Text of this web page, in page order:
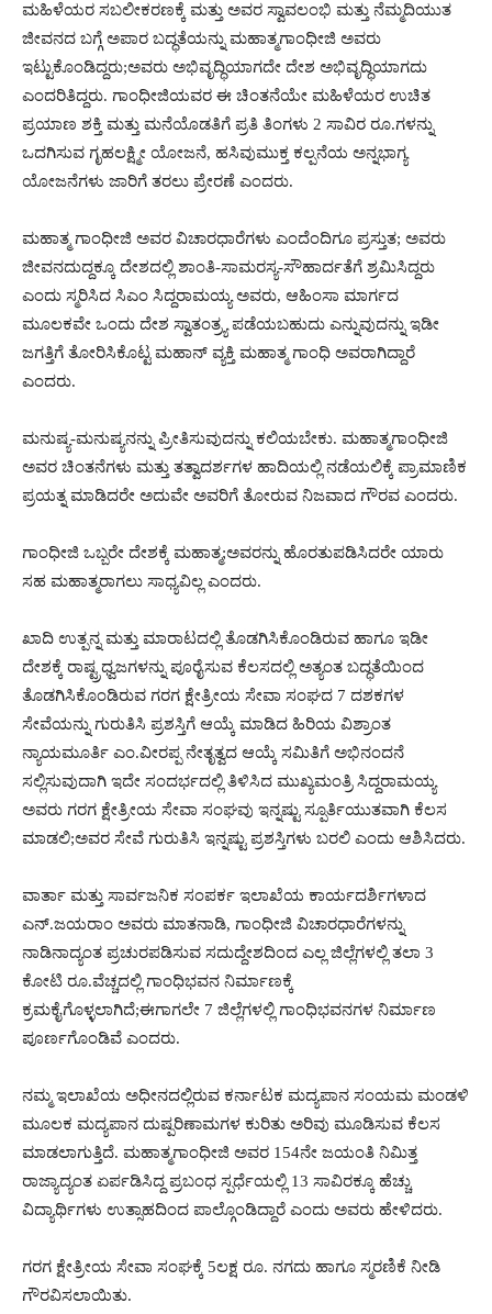
ಮಹಿಳೆಯರ ಸಬಲೀಕರಣಕ್ಕೆ ಮತ್ತು ಅವರ ಸ್ವಾವಲಂಭಿ ಮತ್ತು ನೆಮ್ಮದಿಯುತ
ಜೀವನದ ಬಗ್ಗೆ ಅಪಾರ ಬದ್ಧತೆಯನ್ನು ಮಹಾತ್ಮಗಾಂಧೀಜಿ ಅವರು
ಇಟ್ಟುಕೊಂಡಿದ್ದರು;ಅವರು ಅಭಿವೃದ್ಧಿಯಾಗದೇ ದೇಶ ಅಭಿವೃದ್ಧಿಯಾಗದು
ಎಂದರಿತಿದ್ದರು. ಗಾಂಧೀಜಿಯವರ ಈ ಚಿಂತನೆಯೇ ಮಹಿಳೆಯರ ಉಚಿತ
ಪ್ರಯಾಣ ಶಕ್ತಿ ಮತ್ತು ಮನೆಯೊಡತಿಗೆ ಪ್ರತಿ ತಿಂಗಳು 2 ಸಾವಿರ ರೂ.ಗಳನ್ನು
ಒದಗಿಸುವ ಗೃಹಲಕ್ಷ್ಮೀ ಯೋಜನೆ, ಹಸಿವುಮುಕ್ತ ಕಲ್ಪನೆಯ ಅನ್ನಭಾಗ್ಯ
ಯೋಜನೆಗಳು ಜಾರಿಗೆ ತರಲು ಪ್ರೇರಣೆ ಎಂದರು.
ಮಹಾತ್ಮ ಗಾಂಧೀಜಿ ಅವರ ವಿಚಾರಧಾರೆಗಳು ಎಂದೆಂದಿಗೂ ಪ್ರಸ್ತುತ; ಅವರು
ಜೀವನದುದ್ದಕ್ಕೂ ದೇಶದಲ್ಲಿ ಶಾಂತಿ-ಸಾಮರಸ್ಯ-ಸೌಹಾರ್ದತೆಗೆ ಶ್ರಮಿಸಿದ್ದರು
ಎಂದು ಸ್ಮರಿಸಿದ ಸಿಎಂ ಸಿದ್ದರಾಮಯ್ಯ ಅವರು, ಆಹಿಂಸಾ ಮಾರ್ಗದ
ಮೂಲಕವೇ ಒಂದು ದೇಶ ಸ್ವಾತಂತ್ರ್ಯ ಪಡೆಯಬಹುದು ಎನ್ನುವುದನ್ನು ಇಡೀ
ಜಗತ್ತಿಗೆ ತೋರಿಸಿಕೊಟ್ಟ ಮಹಾನ್ ವ್ಯಕ್ತಿ ಮಹಾತ್ಮ ಗಾಂಧಿ ಅವರಾಗಿದ್ದಾರೆ
ಎಂದರು.
ಮನುಷ್ಯ-ಮನುಷ್ಯನನ್ನು ಪ್ರೀತಿಸುವುದನ್ನು ಕಲಿಯಬೇಕು. ಮಹಾತ್ಮಗಾಂಧೀಜಿ
ಅವರ ಚಿಂತನೆಗಳು ಮತ್ತು ತತ್ವಾದರ್ಶಗಳ ಹಾದಿಯಲ್ಲಿ ನಡೆಯಲಿಕ್ಕೆ ಪ್ರಾಮಾಣಿಕ
ಪ್ರಯತ್ನ ಮಾಡಿದರೇ ಅದುವೇ ಅವರಿಗೆ ತೋರುವ ನಿಜವಾದ ಗೌರವ ಎಂದರು.
ಗಾಂಧೀಜಿ ಒಬ್ಬರೇ ದೇಶಕ್ಕೆ ಮಹಾತ್ಮ;ಅವರನ್ನು ಹೊರತುಪಡಿಸಿದರೇ ಯಾರು
ಸಹ ಮಹಾತ್ಮರಾಗಲು ಸಾಧ್ಯವಿಲ್ಲ ಎಂದರು.
ಖಾದಿ ಉತ್ಪನ್ನ ಮತ್ತು ಮಾರಾಟದಲ್ಲಿ ತೊಡಗಿಸಿಕೊಂಡಿರುವ ಹಾಗೂ ಇಡೀ
ದೇಶಕ್ಕೆ ರಾಷ್ಟ್ರಧ್ವಜಗಳನ್ನು ಪೂರೈಸುವ ಕೆಲಸದಲ್ಲಿ ಅತ್ಯಂತ ಬದ್ಧತೆಯಿಂದ
ತೊಡಗಿಸಿಕೊಂಡಿರುವ ಗರಗ ಕ್ಷೇತ್ರೀಯ ಸೇವಾ ಸಂಘದ 7 ದಶಕಗಳ
ಸೇವೆಯನ್ನು ಗುರುತಿಸಿ ಪ್ರಶಸ್ತಿಗೆ ಆಯ್ಕೆ ಮಾಡಿದ ಹಿರಿಯ ವಿಶ್ರಾಂತ
ನ್ಯಾಯಮೂರ್ತಿ ಎಂ.ವೀರಪ್ಪ ನೇತೃತ್ವದ ಆಯ್ಕೆ ಸಮಿತಿಗೆ ಅಭಿನಂದನೆ
ಸಲ್ಲಿಸುವುದಾಗಿ ಇದೇ ಸಂದರ್ಭದಲ್ಲಿ ತಿಳಿಸಿದ ಮುಖ್ಯಮಂತ್ರಿ ಸಿದ್ದರಾಮಯ್ಯ
ಅವರು ಗರಗ ಕ್ಷೇತ್ರೀಯ ಸೇವಾ ಸಂಘವು ಇನ್ನಷ್ಟು ಸ್ಪೂರ್ತಿಯುತವಾಗಿ ಕೆಲಸ
ಮಾಡಲಿ;ಅವರ ಸೇವೆ ಗುರುತಿಸಿ ಇನ್ನಷ್ಟು ಪ್ರಶಸ್ತಿಗಳು ಬರಲಿ ಎಂದು ಆಶಿಸಿದರು.
ವಾರ್ತಾ ಮತ್ತು ಸಾರ್ವಜನಿಕ ಸಂಪರ್ಕ ಇಲಾಖೆಯ ಕಾರ್ಯದರ್ಶಿಗಳಾದ
ಎನ್.ಜಯರಾಂ ಅವರು ಮಾತನಾಡಿ, ಗಾಂಧೀಜಿ ವಿಚಾರಧಾರೆಗಳನ್ನು
ನಾಡಿನಾದ್ಯಂತ ಪ್ರಚುರಪಡಿಸುವ ಸದುದ್ದೇಶದಿಂದ ಎಲ್ಲ ಜಿಲ್ಲೆಗಳಲ್ಲಿ ತಲಾ 3
ಕೋಟಿ ರೂ.ವೆಚ್ಚದಲ್ಲಿ ಗಾಂಧಿಭವನ ನಿರ್ಮಾಣಕ್ಕೆ
ಕ್ರಮಕೈಗೊಳ್ಳಲಾಗಿದೆ;ಈಗಾಗಲೇ 7 ಜಿಲ್ಲೆಗಳಲ್ಲಿ ಗಾಂಧಿಭವನಗಳ ನಿರ್ಮಾಣ
ಪೂರ್ಣಗೊಂಡಿವೆ ಎಂದರು.
ನಮ್ಮ ಇಲಾಖೆಯ ಅಧೀನದಲ್ಲಿರುವ ಕರ್ನಾಟಕ ಮದ್ಯಪಾನ ಸಂಯಮ ಮಂಡಳಿ
ಮೂಲಕ ಮದ್ಯಪಾನ ದುಷ್ಪರಿಣಾಮಗಳ ಕುರಿತು ಅರಿವು ಮೂಡಿಸುವ ಕೆಲಸ
ಮಾಡಲಾಗುತ್ತಿದೆ. ಮಹಾತ್ಮಗಾಂಧೀಜಿ ಅವರ 154ನೇ ಜಯಂತಿ ನಿಮಿತ್ತ
ರಾಜ್ಯಾದ್ಯಂತ ಏರ್ಪಡಿಸಿದ್ದ ಪ್ರಬಂಧ ಸ್ಪರ್ಧೆಯಲ್ಲಿ 13 ಸಾವಿರಕ್ಕೂ ಹೆಚ್ಚು
ವಿದ್ಯಾರ್ಥಿಗಳು ಉತ್ಸಾಹದಿಂದ ಪಾಲ್ಗೊಂಡಿದ್ದಾರೆ ಎಂದು ಅವರು ಹೇಳಿದರು.
ಗರಗ ಕ್ಷೇತ್ರೀಯ ಸೇವಾ ಸಂಘಕ್ಕೆ 5ಲಕ್ಷ ರೂ. ನಗದು ಹಾಗೂ ಸ್ಮರಣಿಕೆ ನೀಡಿ
ಗೌರವಿಸಲಾಯಿತು.